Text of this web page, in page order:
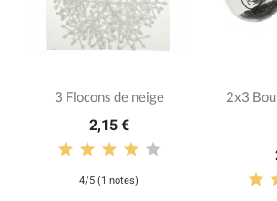
3 Flocons de neige
2,15 €
4/5 (1 notes)
2x3